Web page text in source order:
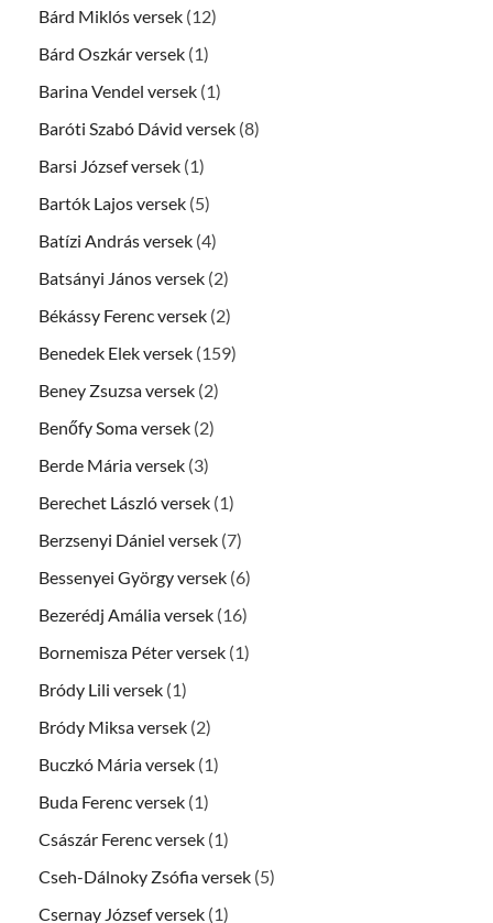
Bárd Miklós versek (12)
Bárd Oszkár versek (1)
Barina Vendel versek (1)
Baróti Szabó Dávid versek (8)
Barsi József versek (1)
Bartók Lajos versek (5)
Batízi András versek (4)
Batsányi János versek (2)
Békássy Ferenc versek (2)
Benedek Elek versek (159)
Beney Zsuzsa versek (2)
Benőfy Soma versek (2)
Berde Mária versek (3)
Berechet László versek (1)
Berzsenyi Dániel versek (7)
Bessenyei György versek (6)
Bezerédj Amália versek (16)
Bornemisza Péter versek (1)
Bródy Lili versek (1)
Bródy Miksa versek (2)
Buczkó Mária versek (1)
Buda Ferenc versek (1)
Császár Ferenc versek (1)
Cseh-Dálnoky Zsófia versek (5)
Csernay József versek (1)